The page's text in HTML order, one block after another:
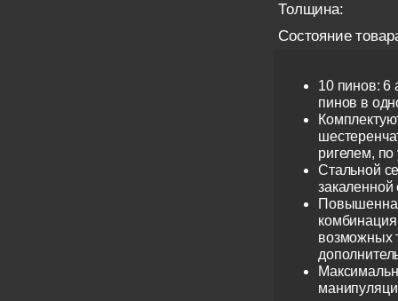
Толщина:
Состояние
10 пинов: 6
пинов в
ригелем,
Стальной
закаленной
возможных